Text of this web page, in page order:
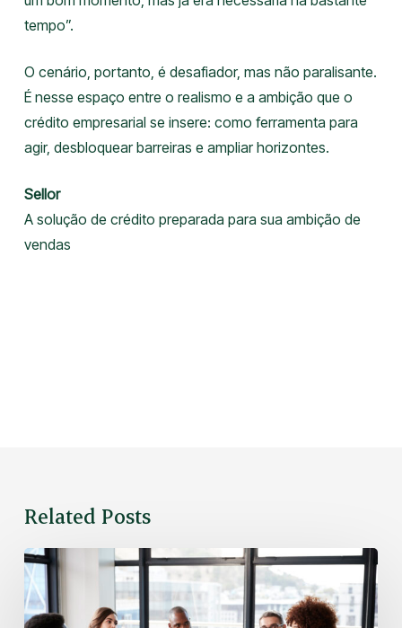
tempo”.
O cenário, portanto, é desafiador, mas não paralisante.
É nesse espaço entre o realismo e a ambição que o
crédito empresarial se insere: como ferramenta para
agir, desbloquear barreiras e ampliar horizontes.
Sellor
A solução de crédito preparada para sua ambição de
vendas
Related Posts